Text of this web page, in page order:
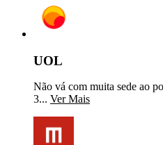
UOL
Não vá com muita sede ao
3... Ver Mais